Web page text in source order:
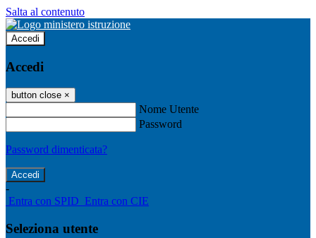
Salta al contenuto
Accedi
Accedi
button close ×
Nome Utente
Password
Password dimenticata?
-
Entra con SPID Entra con CIE
Seleziona utente